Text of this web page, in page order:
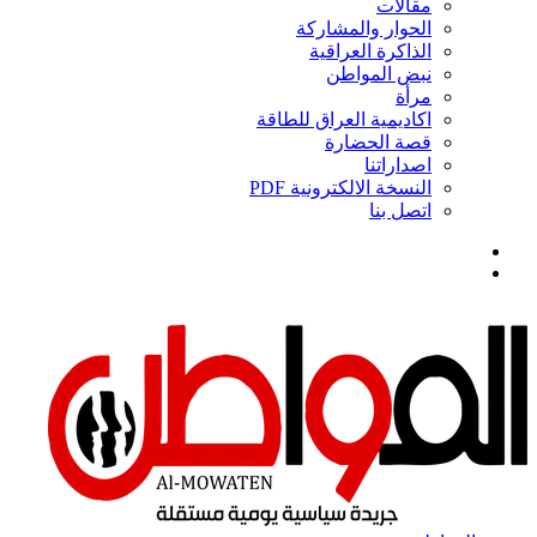
مقالات
الحوار والمشاركة
الذاكرة العراقية
نبض المواطن
مرأة
اكاديمية العراق للطاقة
قصة الحضارة
اصداراتنا
النسخة الالكترونية PDF
اتصل بنا